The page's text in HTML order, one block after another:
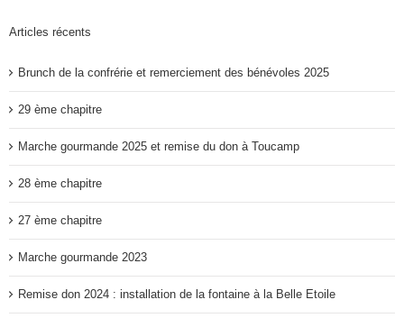
Articles récents
Brunch de la confrérie et remerciement des bénévoles 2025
29 ème chapitre
Marche gourmande 2025 et remise du don à Toucamp
28 ème chapitre
27 ème chapitre
Marche gourmande 2023
Remise don 2024 : installation de la fontaine à la Belle Etoile